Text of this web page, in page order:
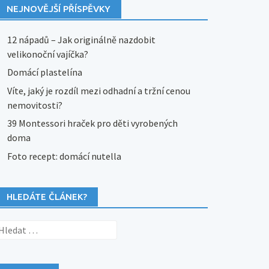
NEJNOVĚJŠÍ PŘÍSPĚVKY
12 nápadů – Jak originálně nazdobit
velikonoční vajíčka?
Domácí plastelína
Víte, jaký je rozdíl mezi odhadní a tržní cenou
nemovitosti?
39 Montessori hraček pro děti vyrobených
doma
Foto recept: domácí nutella
HLEDÁTE ČLÁNEK?